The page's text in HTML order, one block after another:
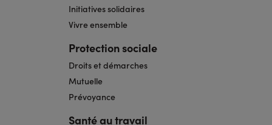
Initiatives solidaires
Vivre ensemble
Protection sociale
Droits et démarches
Mutuelle
Prévoyance
Santé au travail